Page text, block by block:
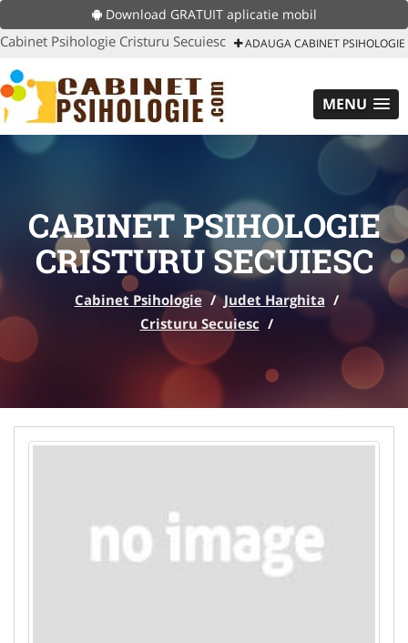
Download GRATUIT aplicatie mobil
Cabinet Psihologie Cristuru Secuiesc ADAUGA CABINET PSIHOLOGIE
MENU
CABINET PSIHOLOGIE
CRISTURU SECUIESC
Cabinet Psihologie / Judet Harghita /
Cristuru Secuiesc /